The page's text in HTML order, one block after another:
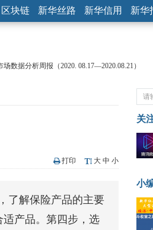
区块链 新华丝路 新华信用 新华
数据分析周报（2020. 08.17—2020.08.21）
数据分析周报（2020. 07.27—2020.07.31）
存单、结构性存款玩起“跷跷板” 结构性失衡藏
亿元 短端资金利率明显下行
星发射成功，全产业链解析
打印 大 中 小
了解保险产品的主要
产品。第四步，选
关
小